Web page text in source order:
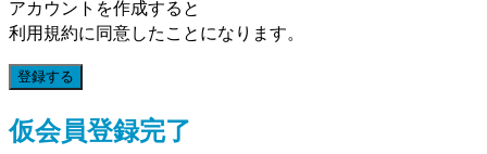
アカウントを作成すると
利用規約に同意したことになります。
登録する
仮会員登録完了